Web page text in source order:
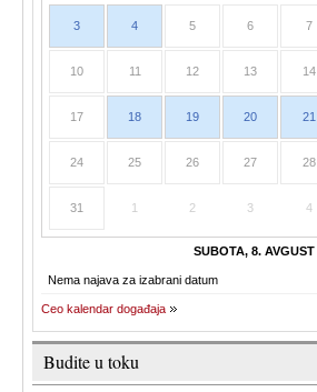
3 4 5 6 7
10 11 12 13 14
17 18 19 20 21
24 25 26 27 28
31 1 2 3 4
SUBOTA, 8. AVGUST
Nema najava za izabrani datum
Ceo kalendar događaja
Budite u toku